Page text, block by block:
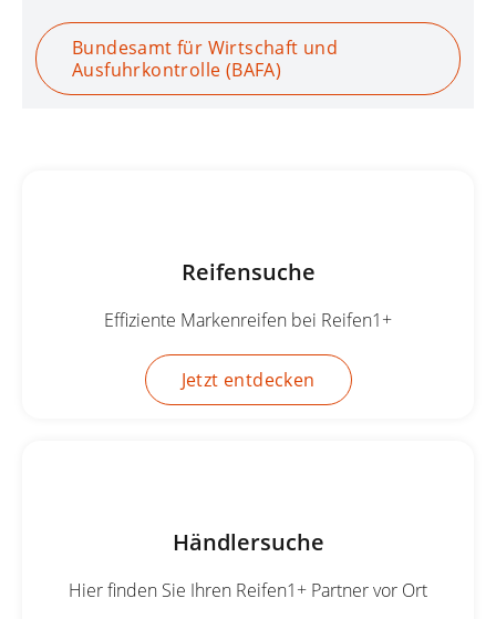
Bundesamt für Wirtschaft und
Ausfuhrkontrolle (BAFA)
Reifensuche
Effiziente Markenreifen bei Reifen1+
Jetzt entdecken
Händlersuche
Hier finden Sie Ihren Reifen1+ Partner vor Ort